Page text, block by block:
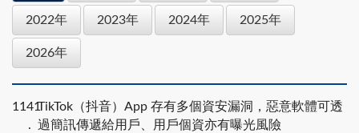
2022年 2023年 2024年 2025年
2026年
1141TikTok（抖音）App 存有多個資安漏洞，惡意軟體可透
過簡訊傳遞給用戶、用戶個資亦有曝光風險